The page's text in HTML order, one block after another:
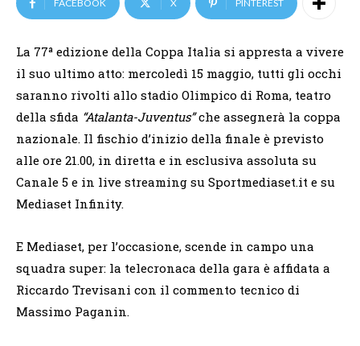
FACEBOOK X PINTEREST
La 77ª edizione della Coppa Italia si appresta a vivere
il suo ultimo atto: mercoledì 15 maggio, tutti gli occhi
saranno rivolti allo stadio Olimpico di Roma, teatro
della sfida “Atalanta-Juventus”che assegnerà la coppa
nazionale. Il fischio d’inizio della finale è previsto
alle ore 21.00, in diretta e in esclusiva assoluta su
Canale 5 e in live streaming su Sportmediaset.it e su
Mediaset Infinity.
E Mediaset, per l’occasione, scende in campo una
squadra super: la telecronaca della gara è affidata a
Riccardo Trevisani con il commento tecnico di
Massimo Paganin.